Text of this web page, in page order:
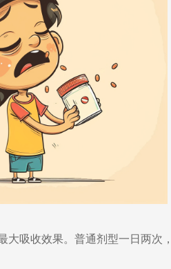
大吸收效果。 普通剂型一日两次